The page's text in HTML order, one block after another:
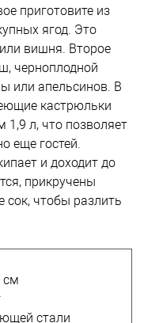
приготовите из
ягод. Это
вишня. Второе
черноплодной
или апельсинов. В
кастрюльки
л, что позволяет
еще гостей.
и доходит до
прикручены
сок, чтобы разлить
см
стали